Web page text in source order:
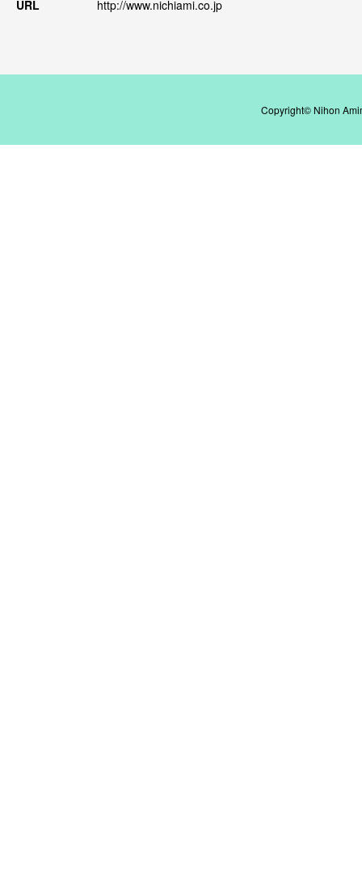
URL http://www.nichiami.co.jp
Copyright© Nihon